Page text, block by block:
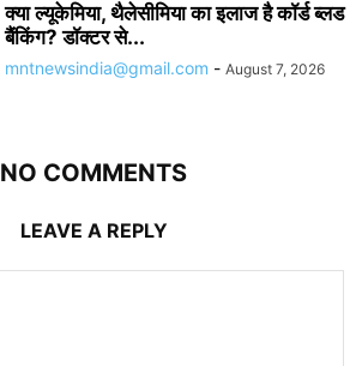
क्या ल्यूकेमिया, थैलेसीमिया का इलाज है कॉर्ड ब्लड
बैंकिंग? डॉक्टर से...
mntnewsindia@gmail.com - August 7, 2026
NO COMMENTS
LEAVE A REPLY